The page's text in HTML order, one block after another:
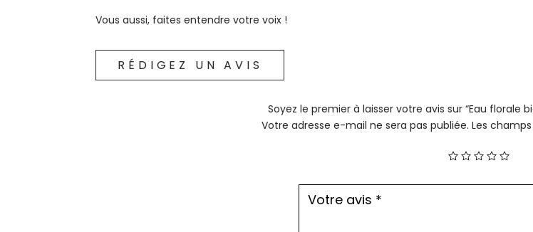
Vous aussi, faites entendre votre voix !
RÉDIGEZ UN AVIS
Soyez le premier à laisser votre avis sur “Eau florale bio
Votre adresse e-mail ne sera pas publiée. Les